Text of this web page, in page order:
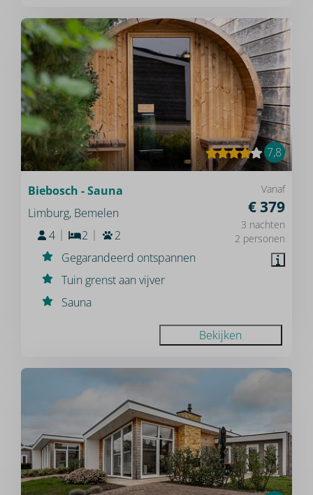
7,8
Vanaf
€ 379
3 nachten
2 personen
Biebosch - Sauna
Limburg, Bemelen
4
2
2
Gegarandeerd ontspannen
Tuin grenst aan vijver
Sauna
Bekijken